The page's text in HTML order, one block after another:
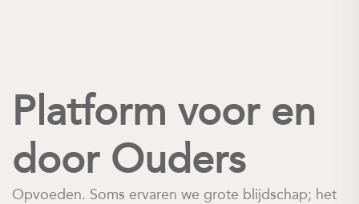
Platform voor en
door Ouders
Opvoeden. Soms ervaren we grote blijdschap; het